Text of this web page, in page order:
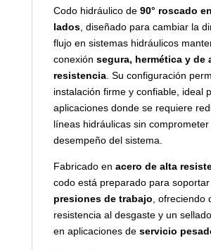
Codo hidráulico de 90° roscado
lados, diseñado para cambiar la
flujo en sistemas hidráulicos
conexión segura, hermética y de
resistencia. Su configuración
instalación firme y confiable, ideal
aplicaciones donde se requiere
líneas hidráulicas sin comprometer
desempeño del sistema.
Fabricado en acero de alta
codo está preparado para soportar
presiones de trabajo , ofreciendo
resistencia al desgaste y un
en aplicaciones de servicio